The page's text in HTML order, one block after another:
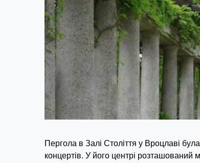
Пергола в Залі Століття у Вроцлаві
концертів. У його центрі